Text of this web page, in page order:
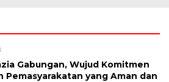
Gabungan, Wujud Komitmen
Pemasyarakatan yang Aman dan